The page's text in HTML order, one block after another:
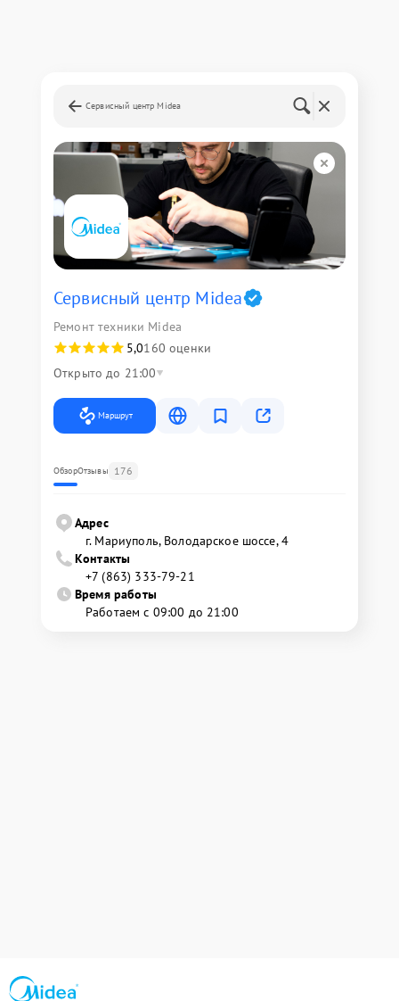
Сервисный центр Midea
Сервисный центр Midea
Ремонт техники Midea
5,0160 оценки
Открыто до 21:00
Маршрут
ОбзорОтзывы 176
Адрес
г. Мариуполь, Володарское шоссе, 4
Контакты
+7 (863) 333-79-21
Время работы
Работаем с 09:00 до 21:00